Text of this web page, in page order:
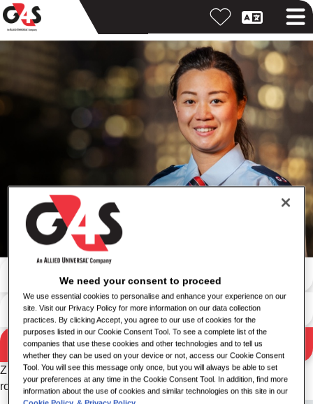
Výsledky vyhledávání
Hledejte podle klíčového slova
Vyhledávání podle místa
Vyhledávání
Zkuste prosím jinou kombinaci klíčového slova/umístění nebo
rozšiřte kritéria vyhledávání.
We need your consent to proceed
We use essential cookies to personalise and enhance your experience on our
site. Visit our Privacy Policy for more information on our data collection
practices. By clicking Accept, you agree to our use of cookies for the
purposes listed in our Cookie Consent Tool. To see a complete list of the
companies that use these cookies and other technologies and to tell us
whether they can be used on your device or not, access our Cookie Consent
Tool. You will see this message only once, but you will always be able to set
your preferences at any time in the Cookie Consent Tool. In addition, find more
information about the use of cookies and similar technologies on this site in our